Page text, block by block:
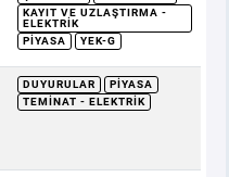
KAYIT VE UZLAŞTIRMA -
ELEKTRIK
PIYASA
YEK-G
DUYURULAR
PIYASA
TEMINAT - ELEKTRIK